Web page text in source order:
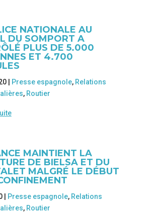
NATIONALE AU
DU SOMPORT A
PLUS DE 5.000
ET 4.700
| Presse espagnole, Relations
, Routier
MAINTIENT LA
DE BIELSA ET DU
MALGRÉ LE DÉBUT
| Presse espagnole, Relations
, Routier